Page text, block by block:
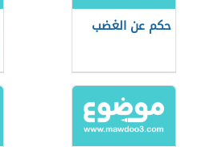
حكم عن الغضب